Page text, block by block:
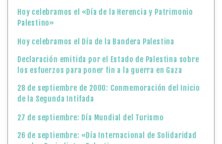
Hoy celebramos el «Día de la Herencia y Patrimonio
Palestino»
Hoy celebramos el Día de la Bandera Palestina
Declaración emitida por el Estado de Palestina sobre
los esfuerzos para poner fin a la guerra en Gaza
28 de septiembre de 2000: Conmemoración del Inicio
de la Segunda Intifada
27 de septiembre: Día Mundial del Turismo
26 de septiembre: «Día Internacional de Solidaridad